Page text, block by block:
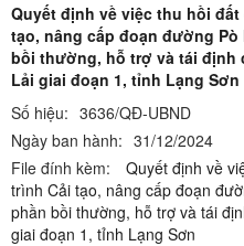
Quyết định về việc thu hồi
tạo, nâng cấp đoạn đường
bồi thường, hỗ trợ và tái định
Lải giai đoạn 1, tỉnh Lạng Sơn
Số hiệu: 3636/QĐ-UBND
Ngày ban hành: 31/12/2024
File đính kèm:
Quyết định về
trình Cải tạo, nâng cấp đoạn
phần bồi thường, hỗ trợ và tái
giai đoạn 1, tỉnh Lạng Sơn